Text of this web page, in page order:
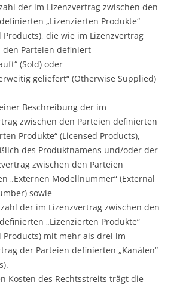
der im Lizenzvertrag zwischen den
„Lizenzierten Produkte“
Products), die wie im Lizenzvertrag
den Parteien definiert
(Sold) oder
geliefert“ (Otherwise Supplied)
Beschreibung der im
zwischen den Parteien definierten
Produkte“ (Licensed Products),
des Produktnamens und/oder der
zwischen den Parteien
„Externen Modellnummer“ (External
sowie
der im Lizenzvertrag zwischen den
„Lizenzierten Produkte“
Products) mit mehr als drei im
der Parteien definierten „Kanälen“
Kosten des Rechtsstreits trägt die